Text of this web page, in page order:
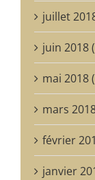
juillet
juin 2018
mai 2018
mars
février
janvier